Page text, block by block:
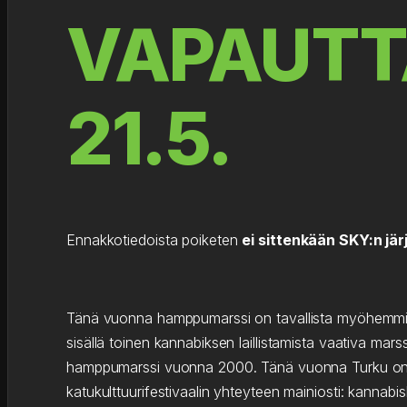
21.5.
Ennakkotiedoista poiketen ei sittenkään SKY:n
Tänä vuonna hamppumarssi on tavallista
sisällä toinen kannabiksen laillistamista vaativa
hamppumarssi vuonna 2000. Tänä vuonna Turku
katukulttuurifestivaalin yhteyteen mainiosti: